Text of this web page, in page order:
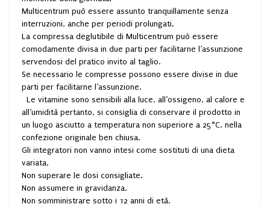
Multicentrum può essere assunto tranquillamente senza
interruzioni, anche per periodi prolungati.
La compressa deglutibile di Multicentrum può essere
comodamente divisa in due parti per facilitarne l’assunzione
servendosi del pratico invito al taglio.
Se necessario le compresse possono essere divise in due
parti per facilitarne l’assunzione.
Le vitamine sono sensibili alla luce, all’ossigeno, al calore e
all’umidità pertanto, si consiglia di conservare il prodotto in
un luogo asciutto a temperatura non superiore a 25°C, nella
confezione originale ben chiusa.
Gli integratori non vanno intesi come sostituti di una dieta
variata.
Non superare le dosi consigliate.
Non assumere in gravidanza.
Non somministrare sotto i 12 anni di età.